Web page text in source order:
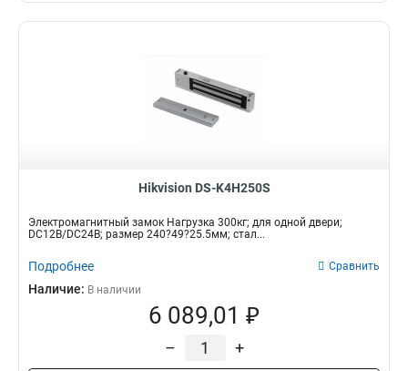
Hikvision DS-K4H250S
Электромагнитный замок Нагрузка 300кг; для одной двери;
DC12В/DC24В; размер 240?49?25.5мм; стал...
Подробнее Сравнить
Наличие: В наличии
6 089,01 ₽
– +